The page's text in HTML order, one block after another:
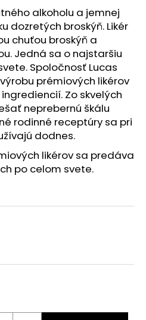
alkoholu a jemnej
dozretých broskýň. Likér
chuťou broskýň a
Jedná sa o najstaršiu
Spoločnosť Lucas
prémiových likérov
Zo skvelých
neprebernú škálu
rodinné receptúry sa pri
dodnes.
likérov sa predáva
po celom svete.